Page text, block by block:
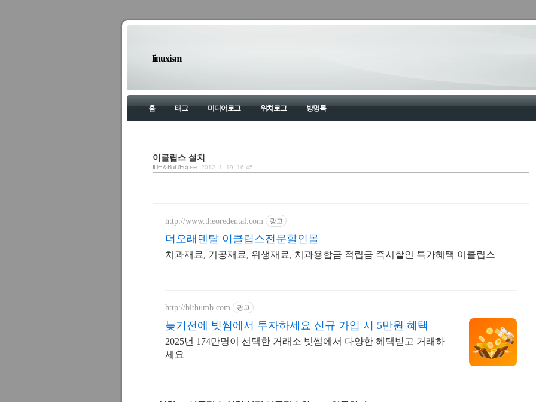
linuxism
홈 태그 미디어로그 위치로그 방명록
이클립스 설치
IDE & Build/Eclipse 2012. 1. 19. 16:45
http://www.theoredental.com 광고
더오래덴탈 이클립스전문할인몰
치과재료, 기공재료, 위생재료, 치과용합금 적립금 즉시할인 특가혜택 이클립스
http://bithumb.com 광고
늦기전에 빗썸에서 투자하세요 신규 가입 시 5만원 혜택
2025년 174만명이 선택한 거래소 빗썸에서 다양한 혜택받고 거래하
세요